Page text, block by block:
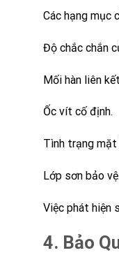
Các hạng mục
Độ chắc chắn
Mối hàn liên
Ốc vít cố định.
Tình trạng mặt
Lớp sơn bảo vệ.
Việc phát hiện
4. Bảo